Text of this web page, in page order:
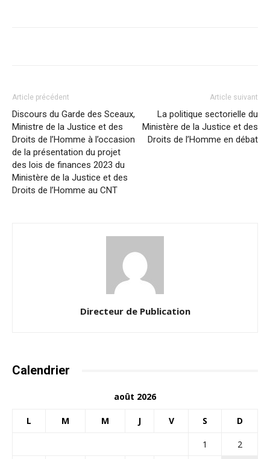
Article précédent
Discours du Garde des Sceaux,
Ministre de la Justice et des
Droits de l’Homme à l’occasion
de la présentation du projet
des lois de finances 2023 du
Ministère de la Justice et des
Droits de l’Homme au CNT
Article suivant
La politique sectorielle du
Ministère de la Justice et des
Droits de l’Homme en débat
Directeur de Publication
Calendrier
août 2026
L M M J V S D
1
2